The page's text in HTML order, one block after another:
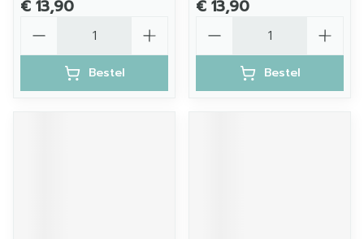
€ 13,90
Bestel
€ 13,90
Bestel